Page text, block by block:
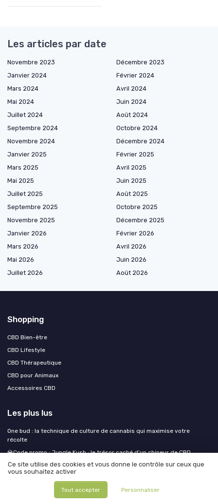
Les articles par date
Novembre 2023
Décembre 2023
Janvier 2024
Février 2024
Mars 2024
Avril 2024
Mai 2024
Juin 2024
Juillet 2024
Août 2024
Septembre 2024
Octobre 2024
Novembre 2024
Décembre 2024
Janvier 2025
Février 2025
Mars 2025
Avril 2025
Mai 2025
Juin 2025
Juillet 2025
Août 2025
Septembre 2025
Octobre 2025
Novembre 2025
Décembre 2025
Janvier 2026
Février 2026
Mars 2026
Avril 2026
Mai 2026
Juin 2026
Juillet 2026
Août 2026
Shopping
CBD Bien-être
CBD Lifestyle
CBD Thérapeutique
CBD pour Animaux
Accessoires CBD
Les plus lus
One bud : la technique de culture de cannabis qui maximise votre
récolte
💎Code promo : Jungle Kush : le trésor caché d’un chineur de CBD
Test CALIU CBD - Huile de CBD Bio 40% : une dose de bien-être à l'arôme
menthe
Comment éviter un test salivaire positif au THC ?
Les graines de CBD : légales en France et prêtes à cultiver
Ce site utilise des cookies et vous donne le contrôle sur ceux que
vous souhaitez activer
Tout accepter Personnaliser